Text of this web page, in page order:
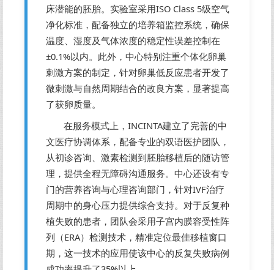
床潜能的胚胎。实验室采用ISO Class 5级空气
净化标准，配备独立的培养箱监控系统，确保
温度、湿度及气体浓度的稳定性误差控制在
±0.1%以内。此外，中心特别注重个体化卵巢
刺激方案的制定，针对卵巢低反应患者开发了
微刺激与自然周期结合的改良方案，显著提高
了获卵质量。
在服务模式上，INCINTA建立了完善的中
文医疗协调体系，配备专业的双语医护团队，
从初诊咨询、激素检测到胚胎移植后的随访管
理，提供全程无障碍沟通服务。中心还设有专
门的营养咨询与心理咨询部门，针对IVF治疗
周期中的身心压力提供综合支持。对于反复种
植失败的患者，团队会采用子宫内膜容受性阵
列（ERA）检测技术，精准定位最佳移植窗口
期，这一技术的应用使该中心的反复失败病例